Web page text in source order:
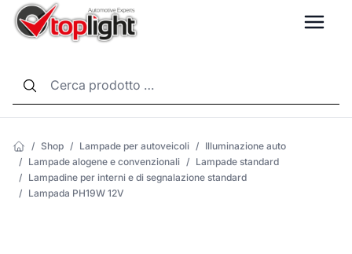
/ Shop / Lampade per autoveicoli / Illuminazione auto
/ Lampade alogene e convenzionali / Lampade standard
/ Lampadine per interni e di segnalazione standard
/ Lampada PH19W 12V